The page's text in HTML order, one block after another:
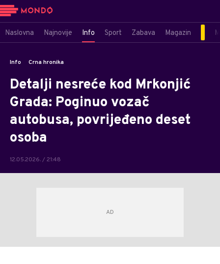
Naslovna Najnovije Info Sport Zabava Magazin
Info Crna hronika
Detalji nesreće kod Mrkonjić
Grada: Poginuo vozač
autobusa, povrijeđeno deset
osoba
12.05.2026. / 21:48